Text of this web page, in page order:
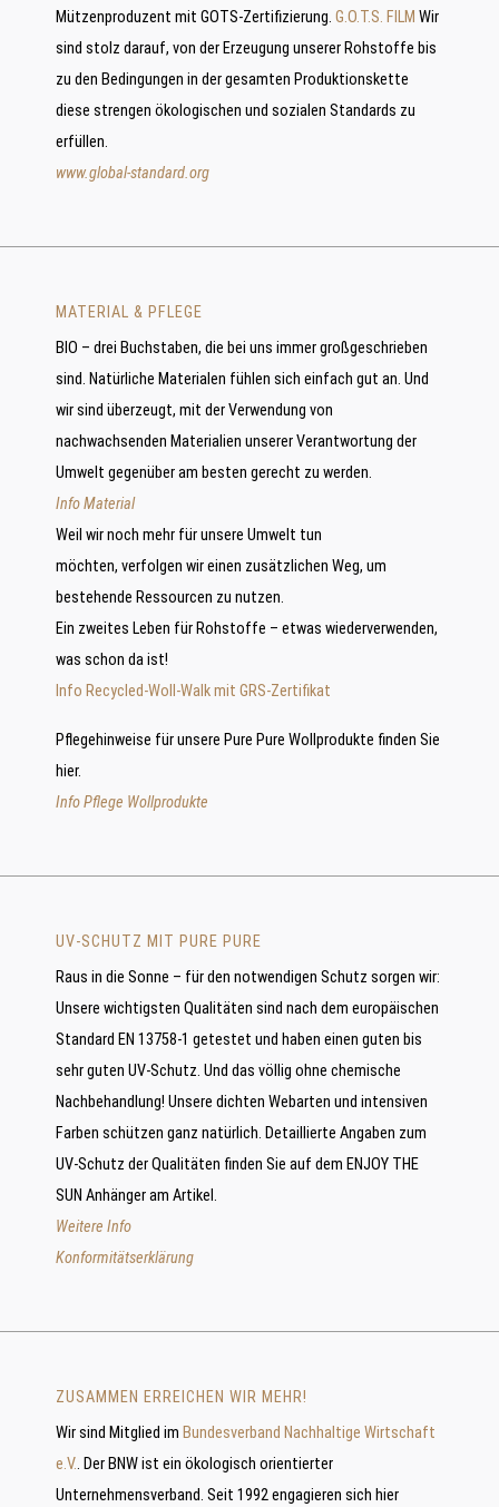
Mützenproduzent mit GOTS-Zertifizierung. G.O.T.S. FILM Wir
sind stolz darauf, von der Erzeugung unserer Rohstoffe bis
zu den Bedingungen in der gesamten Produktionskette
diese strengen ökologischen und sozialen Standards zu
erfüllen.
www.global-standard.org
MATERIAL & PFLEGE
BIO – drei Buchstaben, die bei uns immer großgeschrieben
sind. Natürliche Materialen fühlen sich einfach gut an. Und
wir sind überzeugt, mit der Verwendung von
nachwachsenden Materialien unserer Verantwortung der
Umwelt gegenüber am besten gerecht zu werden.
Info Material
Weil wir noch mehr für unsere Umwelt tun
möchten, verfolgen wir einen zusätzlichen Weg, um
bestehende Ressourcen zu nutzen.
Ein zweites Leben für Rohstoffe – etwas wiederverwenden,
was schon da ist!
Info Recycled-Woll-Walk mit GRS-Zertifikat
Pflegehinweise für unsere Pure Pure Wollprodukte finden Sie
hier.
Info Pflege Wollprodukte
UV-SCHUTZ MIT PURE PURE
Raus in die Sonne – für den notwendigen Schutz sorgen wir:
Unsere wichtigsten Qualitäten sind nach dem europäischen
Standard EN 13758-1 getestet und haben einen guten bis
sehr guten UV-Schutz. Und das völlig ohne chemische
Nachbehandlung! Unsere dichten Webarten und intensiven
Farben schützen ganz natürlich. Detaillierte Angaben zum
UV-Schutz der Qualitäten finden Sie auf dem ENJOY THE
SUN Anhänger am Artikel.
Weitere Info
Konformitätserklärung
ZUSAMMEN ERREICHEN WIR MEHR!
Wir sind Mitglied im Bundesverband Nachhaltige Wirtschaft
e.V.. Der BNW ist ein ökologisch orientierter
Unternehmensverband. Seit 1992 engagieren sich hier